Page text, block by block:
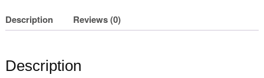
Description Reviews (0)
Description